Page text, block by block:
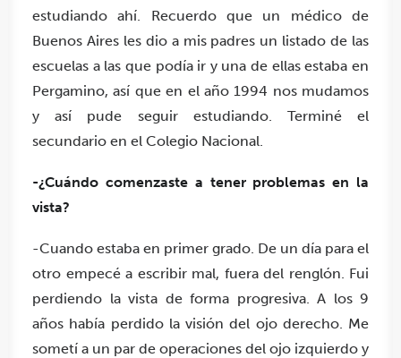
estudiando ahí. Recuerdo que un médico de
Buenos Aires les dio a mis padres un listado de las
escuelas a las que podía ir y una de ellas estaba en
Pergamino, así que en el año 1994 nos mudamos
y así pude seguir estudiando. Terminé el
secundario en el Colegio Nacional.
-¿Cuándo comenzaste a tener problemas en la
vista?
-Cuando estaba en primer grado. De un día para el
otro empecé a escribir mal, fuera del renglón. Fui
perdiendo la vista de forma progresiva. A los 9
años había perdido la visión del ojo derecho. Me
sometí a un par de operaciones del ojo izquierdo y